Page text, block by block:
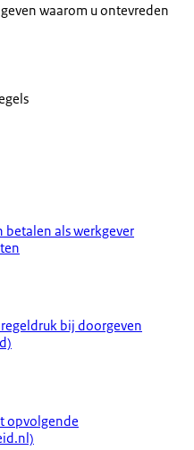
waarom u ontevreden
als werkgever
bij doorgeven
opvolgende